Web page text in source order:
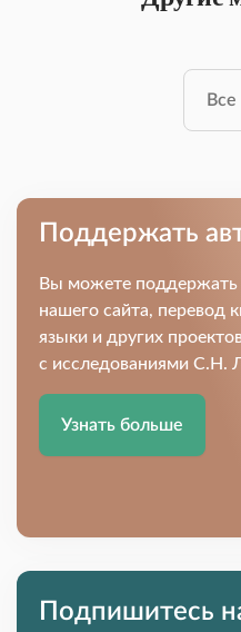
Поддержать
Вы можете поддержать
нашего сайта, перевод
языки и других
с исследованиями С.Н.
Узнать больше
Подпишитесь